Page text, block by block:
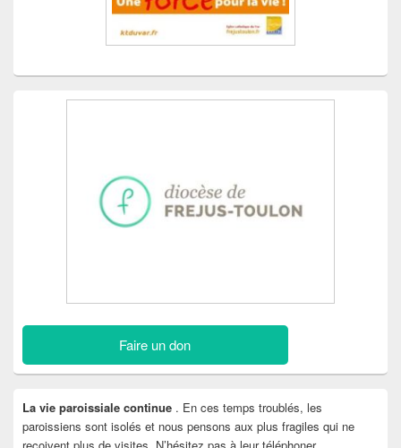
Faire un don
La vie paroissiale continue . En ces temps troublés, les
paroissiens sont isolés et nous pensons aux plus fragiles qui ne